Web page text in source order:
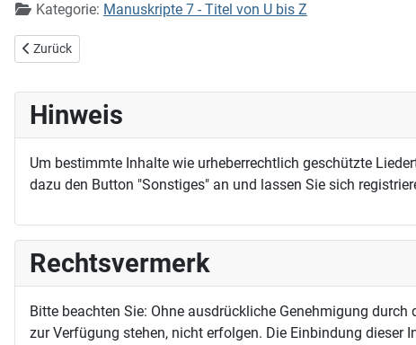
Kategorie: Manuskripte 7 - Titel von U bis Z
Vorheriger Beitrag: Wir sahen seine Herrlichkeit
Zurück
Hinweis
Um bestimmte Inhalte wie urheberrechtlich geschützte
dazu den Button "Sonstiges" an und lassen Sie sich
Rechtsvermerk
Bitte beachten Sie: Ohne ausdrückliche Genehmigung
zur Verfügung stehen, nicht erfolgen. Die Einbindung